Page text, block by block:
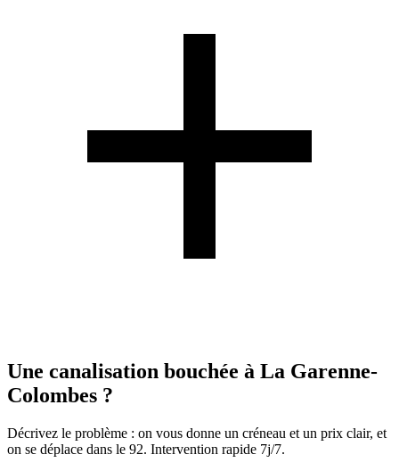
Une canalisation bouchée à La Garenne-
Colombes ?
Décrivez le problème : on vous donne un créneau et un prix clair, et
on se déplace dans le 92. Intervention rapide 7j/7.